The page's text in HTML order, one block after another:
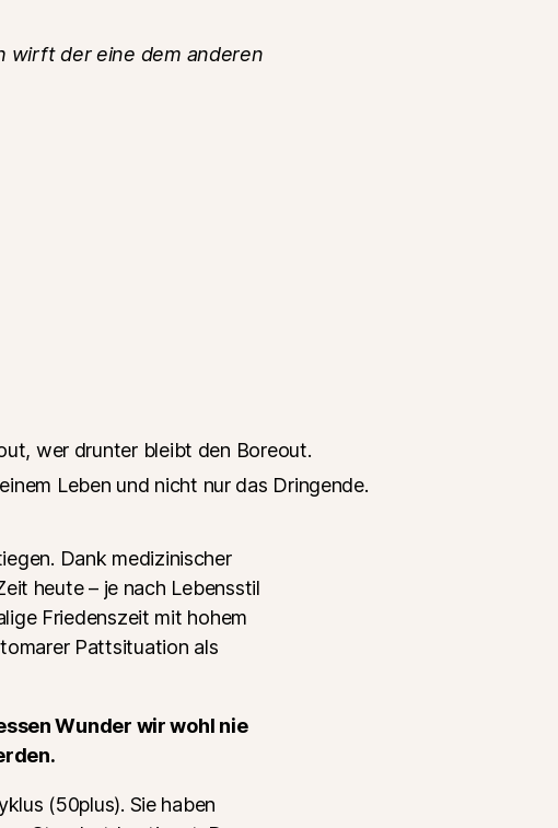
wirft der eine dem anderen
wer drunter bleibt den Boreout.
Leben und nicht nur das Dringende.
Dank medizinischer
heute – je nach Lebensstil
Friedenszeit mit hohem
Pattsituation als
Wunder wir wohl nie
(50plus). Sie haben